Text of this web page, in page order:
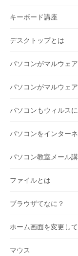
キーボード講座
デスクトップとは
パソコンがマルウェ
パソコンがマルウェ
パソコンもウィルス
パソコンをインター
パソコン教室メール
ファイルとは
ブラウザてなに？
ホーム画面を変更し
マウス